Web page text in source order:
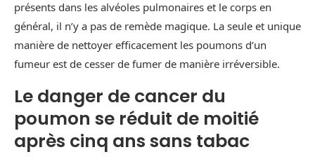
présents dans les alvéoles pulmonaires et le corps en
général, il n’y a pas de remède magique. La seule et unique
manière de nettoyer efficacement les poumons d’un
fumeur est de cesser de fumer de manière irréversible.
Le danger de cancer du
poumon se réduit de moitié
après cinq ans sans tabac